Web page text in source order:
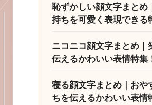
恥ずかしい顔文字まとめ
持ちを可愛く表現できる
ニコニコ顔文字まとめ｜
伝えるかわいい表情特集
寝る顔文字まとめ｜おや
ちを伝えるかわいい表情